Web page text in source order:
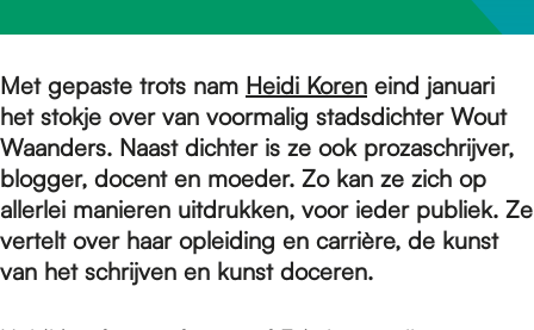
m
e
p
a
Met gepaste trots nam Heidi Koren eind januari
het stokje over van voormalig stadsdichter Wout
Waanders. Naast dichter is ze ook prozaschrijver,
blogger, docent en moeder. Zo kan ze zich op
allerlei manieren uitdrukken, voor ieder publiek. Ze
vertelt over haar opleiding en carrière, de kunst
van het schrijven en kunst doceren.